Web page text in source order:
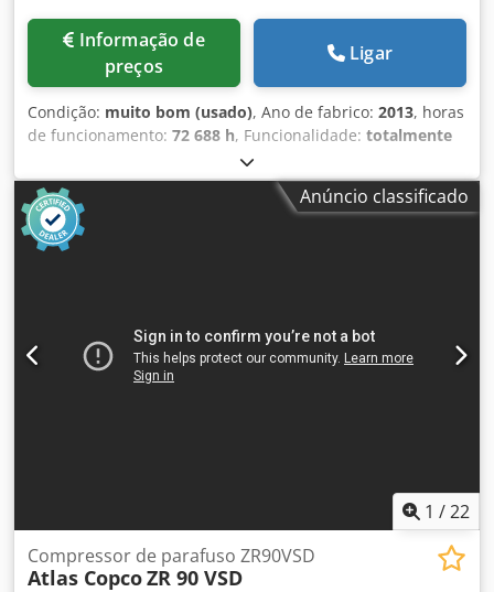
preços
Ligar
Condição: muito bom (usado), Ano de fabrico: 2013, horas
de funcionamento: 72 688 h, Funcionalidade: totalmente
, Compressor de parafusos Atlas Copco
GA45VSDFF Inversor e secador integrados. Dedpfeznlx Sox
Ai Tsck 45 kW 12,75 bar 8,67 m3/min Ano de fabricação:
2013 Horas de funcionamento: 72.688 h
Anúncio classificado
1 /22
Compressor de parafuso ZR90VSD
Atlas CopcoZR 90 VSD